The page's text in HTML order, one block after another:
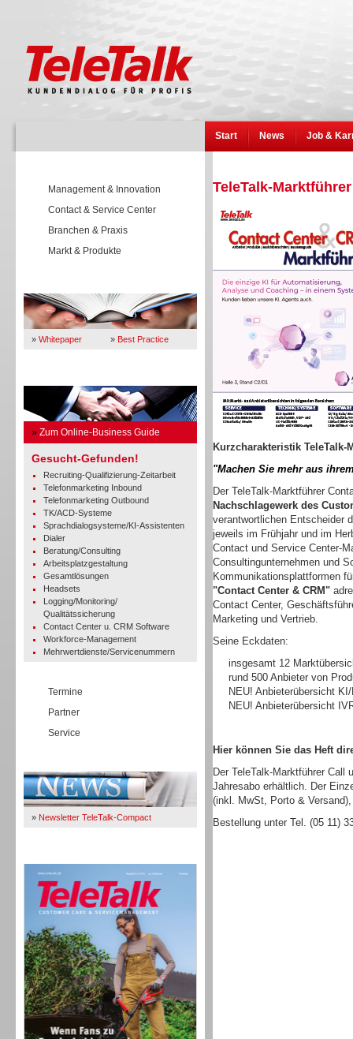
Start News Job &
Management & Innovation
Contact & Service Center
Branchen & Praxis
Markt & Produkte
» Whitepaper » Best Practice
» Zum Online-Business Guide
Gesucht-Gefunden!
Recruiting-Qualifizierung-Zeitarbeit
Telefonmarketing Inbound
Telefonmarketing Outbound
TK/ACD-Systeme
Sprachdialogsysteme/KI-Assistenten
Dialer
Beratung/Consulting
Arbeitsplatzgestaltung
Gesamtlösungen
Headsets
Logging/Monitoring/
Qualitätssicherung
Contact Center u. CRM Software
Workforce-Management
Mehrwertdienste/Servicenummern
Termine
Partner
Service
» Newsletter TeleTalk-Compact
TeleTalk-
Kurzcharakteristik TeleTalk-
"Machen Sie mehr aus
Der TeleTalk-Marktführer
Nachschlagewerk des
verantwortlichen Entscheider
jeweils im Frühjahr und im
Contact und Service Center-
Consultingunternehmen und
Kommunikationsplattformen
"Contact Center & CRM"
Contact Center,
Marketing und Vertrieb.
Seine Eckdaten:
insgesamt 12
rund 500 Anbieter von
NEU! Anbieterübersicht
NEU! Anbieterübersicht
Hier können Sie das Heft
Der TeleTalk-Marktführer
Jahresabo erhältlich. Der
(inkl. MwSt, Porto &
Bestellung unter Tel. (05 11)